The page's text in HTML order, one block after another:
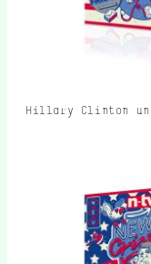
Hillary Clinton